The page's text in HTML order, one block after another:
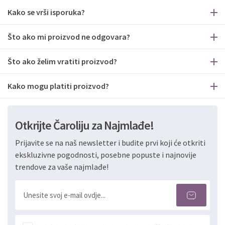
Kako se vrši isporuka?
Što ako mi proizvod ne odgovara?
Što ako želim vratiti proizvod?
Kako mogu platiti proizvod?
Otkrijte Čaroliju za Najmlađe!
Prijavite se na naš newsletter i budite prvi koji će otkriti
ekskluzivne pogodnosti, posebne popuste i najnovije
trendove za vaše najmlađe!